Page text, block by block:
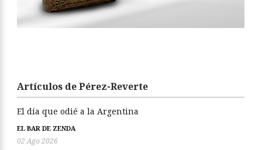
Artículos de Pérez-Reverte
El día que odié a la Argentina
EL BAR DE ZENDA
02 Ago 2026